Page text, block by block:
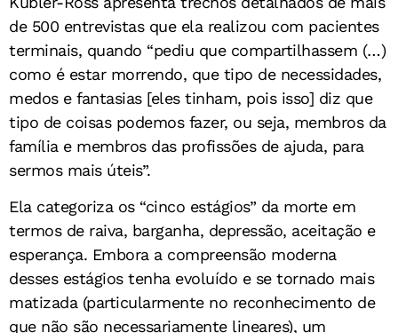
de 500 entrevistas que ela realizou com pacientes
terminais, quando “pediu que compartilhassem (…)
como é estar morrendo, que tipo de necessidades,
medos e fantasias [eles tinham, pois isso] diz que
tipo de coisas podemos fazer, ou seja, membros da
família e membros das profissões de ajuda, para
sermos mais úteis”.
Ela categoriza os “cinco estágios” da morte em
termos de raiva, barganha, depressão, aceitação e
esperança. Embora a compreensão moderna
desses estágios tenha evoluído e se tornado mais
matizada (particularmente no reconhecimento de
que não são necessariamente lineares), um